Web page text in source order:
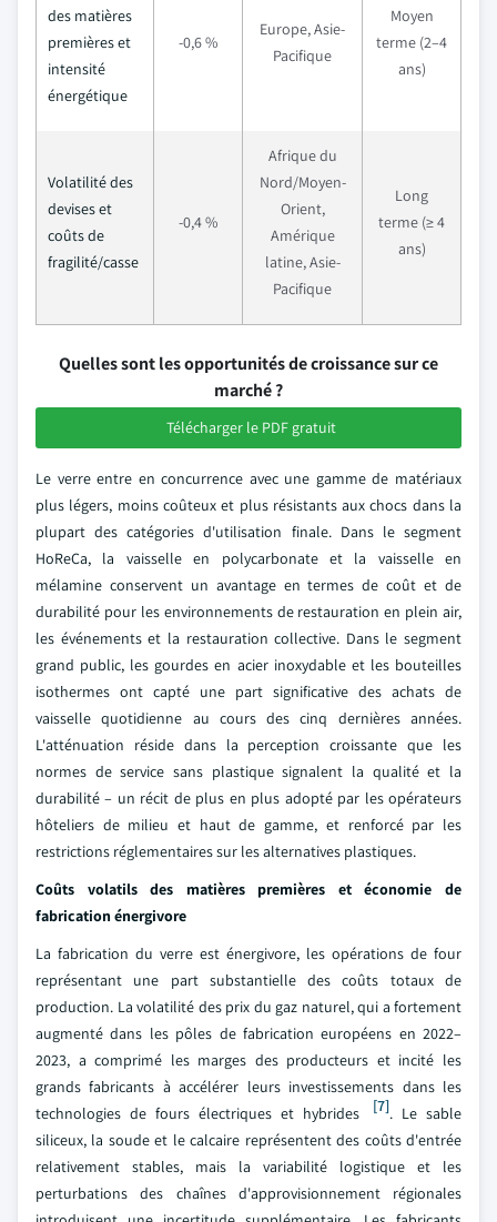
des matières
premières et
intensité
énergétique
-0,6 %
Europe, Asie-
Pacifique
Moyen
terme (2–4
ans)
Volatilité des
devises et
coûts de
fragilité/casse
-0,4 %
Afrique du
Nord/Moyen-
Orient,
Amérique
latine, Asie-
Pacifique
Long
terme (≥ 4
ans)
Quelles sont les opportunités de croissance sur ce
marché ?
Télécharger le PDF gratuit
Le verre entre en concurrence avec une gamme de matériaux
plus légers, moins coûteux et plus résistants aux chocs dans la
plupart des catégories d'utilisation finale. Dans le segment
HoReCa, la vaisselle en polycarbonate et la vaisselle en
mélamine conservent un avantage en termes de coût et de
durabilité pour les environnements de restauration en plein air,
les événements et la restauration collective. Dans le segment
grand public, les gourdes en acier inoxydable et les bouteilles
isothermes ont capté une part significative des achats de
vaisselle quotidienne au cours des cinq dernières années.
L'atténuation réside dans la perception croissante que les
normes de service sans plastique signalent la qualité et la
durabilité – un récit de plus en plus adopté par les opérateurs
hôteliers de milieu et haut de gamme, et renforcé par les
restrictions réglementaires sur les alternatives plastiques.
Coûts volatils des matières premières et économie de
fabrication énergivore
La fabrication du verre est énergivore, les opérations de four
représentant une part substantielle des coûts totaux de
production. La volatilité des prix du gaz naturel, qui a fortement
augmenté dans les pôles de fabrication européens en 2022–
2023, a comprimé les marges des producteurs et incité les
grands fabricants à accélérer leurs investissements dans les
technologies de fours électriques et hybrides
[7]. Le sable
siliceux, la soude et le calcaire représentent des coûts d'entrée
relativement stables, mais la variabilité logistique et les
perturbations des chaînes d'approvisionnement régionales